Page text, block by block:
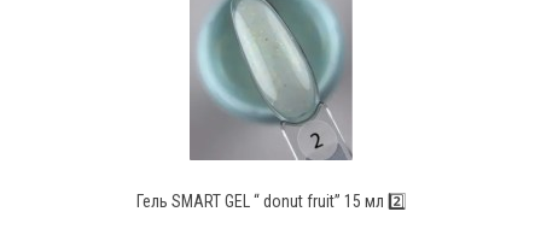
Гель SMART GEL “ donut fruit” 15 мл 2️⃣